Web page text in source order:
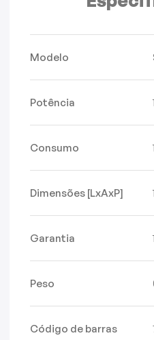
Modelo
Potência
Consumo
Dimensões [LxAxP]
Garantia
Peso
Código de barras